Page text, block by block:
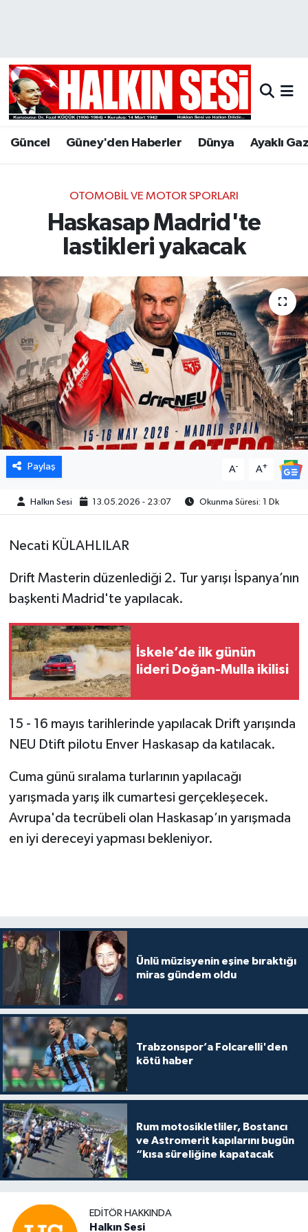
Güncel Güney'den Haberler Dünya Ayaklı
OTOMOBIL VE MOTOR SPORLARI
Haskasap Madrid'te
lastikleri yakacak
Paylaş A- A+
Halkın Sesi 13.05.2026 - 23:07 Okunma Süresi: 1 Dk
Necati KÜLAHLILAR
Drift Masterin düzenlediği 2. Tur yarışı İspanya’nın
başkenti Madrid'te yapılacak.
İskele’de ilk günün
lideri Doğan-Mulla ikilisi
15 - 16 mayıs tarihlerinde yapılacak Drift yarışında
NEU Dtift pilotu Enver Haskasap da katılacak.
Cuma günü sıralama turlarının yapılacağı
yarışmada yarış ilk cumartesi gerçekleşecek.
Avrupa'da tecrübeli olan Haskasap’ın yarışmada
en iyi dereceyi yapması bekleniyor.
Ünlü müzisyenin eşine bıraktığı
miras gündem oldu
Trabzonspor’a Folcarelli'den
kötü haber
Rum motosikletliler, Bostancı
ve Astromerit kapılarını bugün
“kısa süreliğine kapatacak
EDITÖR HAKKINDA
Halkın Sesi
Hava Durumu
Trafik Durumu
Tüm Manşetler
Son Dakika Haberleri